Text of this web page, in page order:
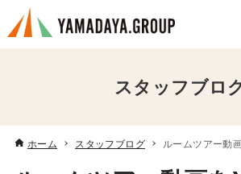
スタッフブロ
ホーム スタッフブログ ルームツアー動